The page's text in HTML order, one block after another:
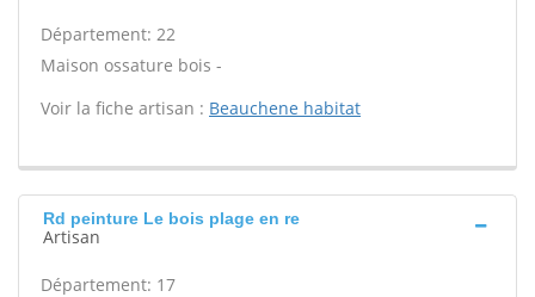
Département: 22
Maison ossature bois -
Voir la fiche artisan : Beauchene habitat
Rd peinture Le bois plage en re
Artisan
Département: 17